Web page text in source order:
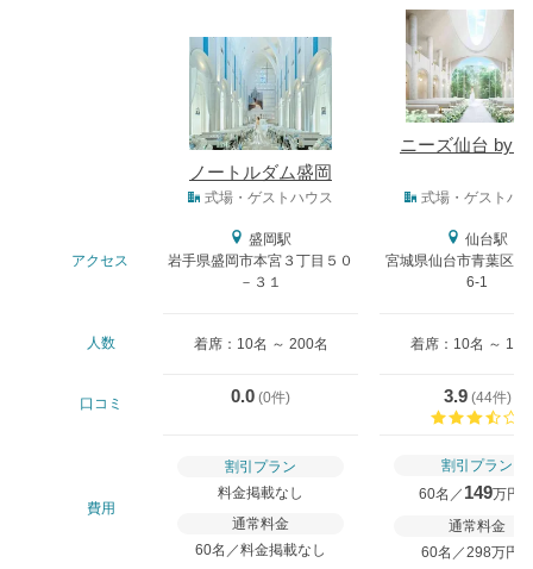
ノートルダム盛岡
ニーズ仙台 by
式場・ゲストハウス 式場・ゲストハ
アクセス
盛岡駅
岩手県盛岡市本宮３丁目５０
－３１
仙台駅
宮城県仙台市青葉区一
6-1
人数 着席：10名 ～ 200名 着席：10名 ～ 130
口コミ 0.0 (0件) 3.9(44件)
費用
割引プラン
料金掲載なし
通常料金
60名／料金掲載なし
割引プラン
60名／ 149万円
通常料金
60名／298万円〜